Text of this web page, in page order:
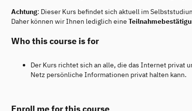
Achtung: Dieser Kurs befindet sich aktuell im
Daher können wir Ihnen lediglich eine
Who this course is for
Der Kurs richtet sich an alle, die das Internet privat
Netz persönliche Informationen privat halten kann.
Enroll me for this course